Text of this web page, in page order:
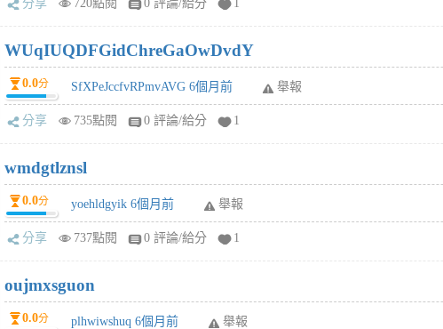
分享 720點閱 0 評論/給分 1
WUqIUQDFGidChreGaOwDvdY
0.0分 SfXPeJccfvRPmvAVG 6個月前 舉報
分享 735點閱 0 評論/給分 1
wmdgtlznsl
0.0分 yoehldgyik 6個月前 舉報
分享 737點閱 0 評論/給分 1
oujmxsguon
0.0分 plhwiwshuq 6個月前 舉報